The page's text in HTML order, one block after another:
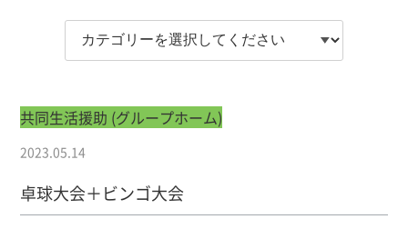
共同生活援助 (グループホーム)
2023.05.14
卓球大会＋ビンゴ大会